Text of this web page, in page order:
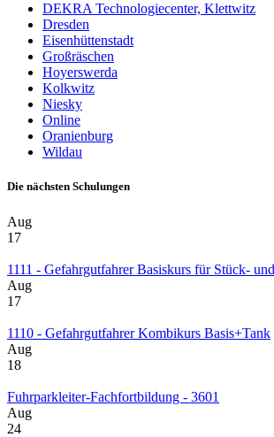
DEKRA Technologiecenter, Klettwitz
Dresden
Eisenhüttenstadt
Großräschen
Hoyerswerda
Kolkwitz
Niesky
Online
Oranienburg
Wildau
Die nächsten Schulungen
Aug
17
1111 - Gefahrgutfahrer Basiskurs für Stück-
Aug
17
1110 - Gefahrgutfahrer Kombikurs Basis+Tank
Aug
18
Fuhrparkleiter-Fachfortbildung - 3601
Aug
24